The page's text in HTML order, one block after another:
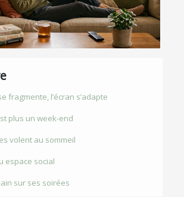
fragmente, l’écran s’adapte
plus un week-end
volent au sommeil
espace social
sur ses soirées